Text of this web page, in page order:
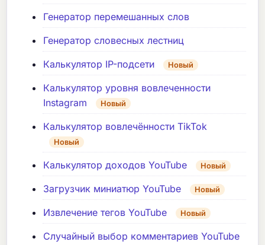
Генератор перемешанных слов
Генератор словесных лестниц
Калькулятор IP-подсети
Новый
Калькулятор уровня вовлеченности
Instagram
Новый
Калькулятор вовлечённости TikTok
Новый
Калькулятор доходов YouTube Новый
Загрузчик миниатюр YouTube Новый
Извлечение тегов YouTube Новый
Случайный выбор комментариев YouTube